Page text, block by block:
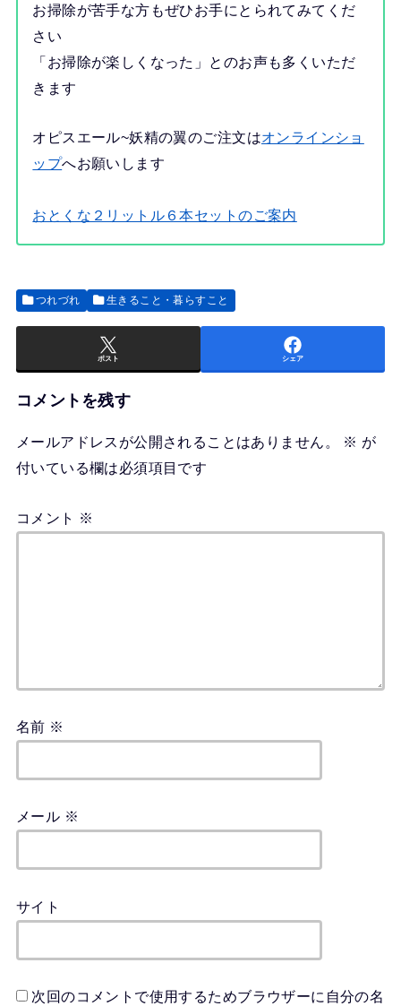
お掃除が苦手な方もぜひお手にとられてみてくだ
さい
「お掃除が楽しくなった」とのお声も多くいただ
きます
オピスエール~妖精の翼のご注文はオンラインショ
ップへお願いします
おとくな２リットル６本セットのご案内
つれづれ 生きること・暮らすこと
ポスト シェア
コメントを残す
メールアドレスが公開されることはありません。 ※ が
付いている欄は必須項目です
コメント ※
名前 ※
メール ※
サイト
次回のコメントで使用するためブラウザーに自分の名